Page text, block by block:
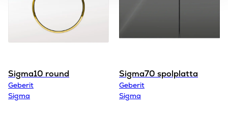
Sigma10 round
Geberit
Sigma
Sigma70 spolplatta
Geberit
Sigma